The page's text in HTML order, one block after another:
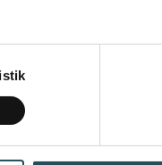
af et
taget efter
på